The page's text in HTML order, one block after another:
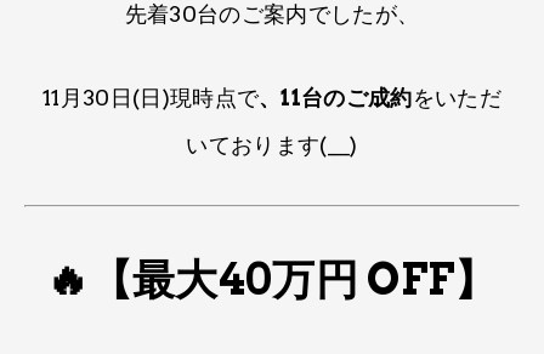
先着30台のご案内でしたが​、​
11月30日(日)現時点で​、​11台のご成約をいただ
いております(__)
🔥【最大40万円 OFF】